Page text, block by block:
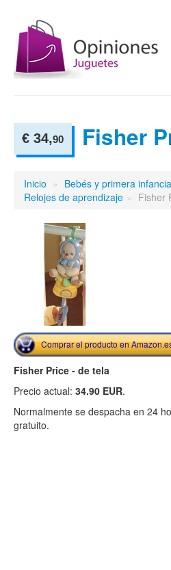
€ 34,90 Fisher
Inicio » Bebés y primera infancia
Relojes de aprendizaje » Fisher
Comprar el producto en
Fisher Price - de tela
Precio actual: 34.90 EUR.
Normalmente se despacha en 24
gratuito.